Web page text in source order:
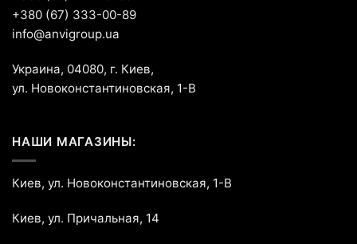
+380 (67) 333-00-89
info@anvigroup.ua
Украина, 04080, г. Киев,
ул. Новоконстантиновская, 1-В
НАШИ МАГАЗИНЫ:
Киев, ул. Новоконстантиновская, 1-В
Киев, ул. Причальная, 14